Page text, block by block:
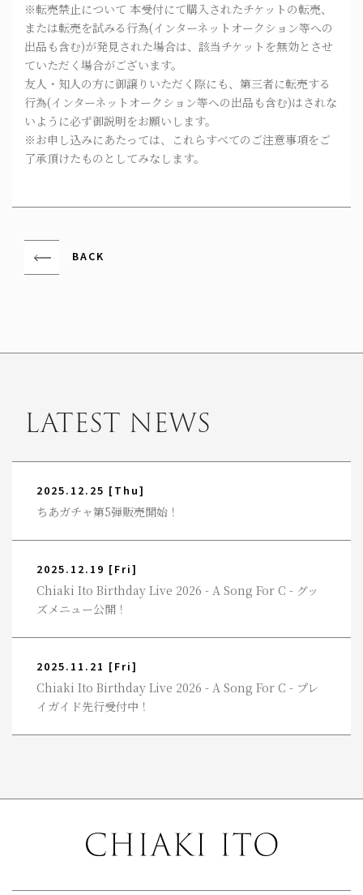
※転売禁止について 本受付にて購入されたチケットの転売、
または転売を試みる行為(インターネットオークション等への
出品も含む)が発見された場合は、該当チケットを無効とさせ
ていただく場合がございます。
友人・知人の方に御譲りいただく際にも、第三者に転売する
行為(インターネットオークション等への出品も含む)はされな
いように必ず御説明をお願いします。
※お申し込みにあたっては、これらすべてのご注意事項をご
了承頂けたものとしてみなします。
BACK
LATEST NEWS
2025.12.25 [Thu]
ちあガチャ第5弾販売開始！
2025.12.19 [Fri]
Chiaki Ito Birthday Live 2026 - A Song For C - グッ
ズメニュー公開！
2025.11.21 [Fri]
Chiaki Ito Birthday Live 2026 - A Song For C - プレ
イガイド先行受付中！